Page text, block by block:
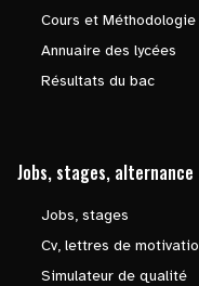
Cours et Méthodologie
Annuaire des lycées
Résultats du bac
Jobs, stages, alternance
Jobs, stages
Cv, lettres de
Simulateur de qualité